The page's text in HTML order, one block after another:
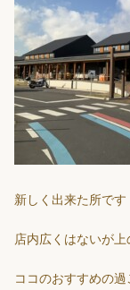
新しく出来た所です
店内広くはないが
ココのおすすめの過